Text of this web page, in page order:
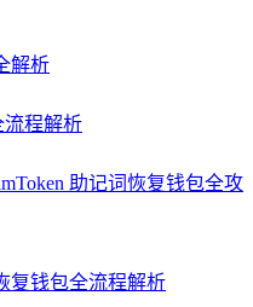
解析
程解析
助记词恢复钱包全攻
复钱包全流程解析